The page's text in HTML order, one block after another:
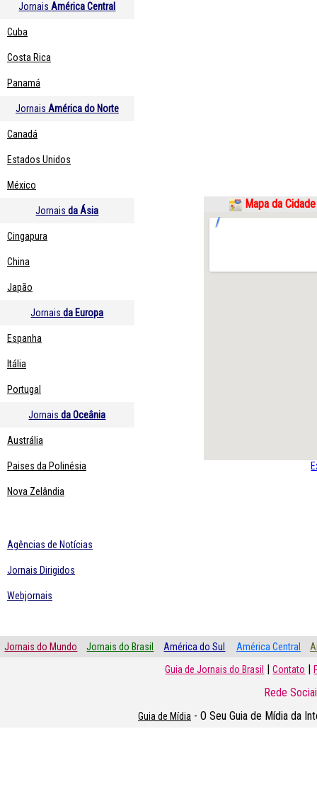
Jornais América Central
Cuba
Costa Rica
Panamá
Jornais América do Norte
Canadá
Estados Unidos
México
Jornaisda Ásia
Cingapura
China
Japão
Jornaisda Europa
Espanha
Itália
Portugal
Jornaisda Oceânia
Austrália
Paises da Polinésia
Nova Zelândia
Agências de Notícias
Jornais Dirigidos
Webjornais
Mapa da
Jornais do Mundo Jornais do Brasil América do Sul América Central
Guia de Jornais do Brasil |Contato |
Rede
Guia de Mídia - O Seu Guia de Mídia da